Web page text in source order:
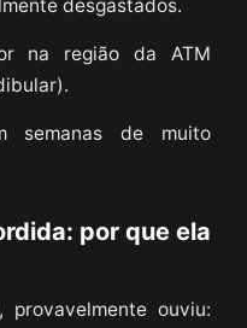
desgastados.
na região da ATM
semanas de muito
por que ela
ouviu: